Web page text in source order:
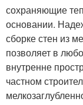
сохраняющие
основании.
сборке стен из
позволяет в
внутренне
частном